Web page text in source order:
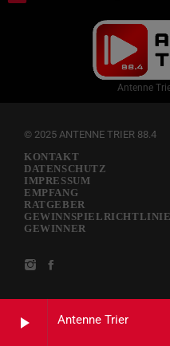
play_arrow Antenne Trier
Antenne
© 2025 ANTENNE TRIER 88.4
KONTAKT
DATENSCHUTZ
IMPRESSUM
EMPFANG
RATGEBER
GEWINNSPIELRICHTLINIE
GEWINNER